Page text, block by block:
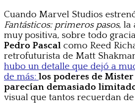
Cuando Marvel Studios
Fantásticos: primeros pasos, la
muy positiva, sobre todo
Pedro Pascal como Reed
retrofuturista de Matt
hubo un detalle que dejó a
de más: los poderes de
parecían demasiado
visual que tantos recuerdan